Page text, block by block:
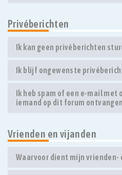
Privéberichten
Ik kan geen privéberichten
Ik blijf ongewenste
Ik heb spam of een e-mail met
iemand op dit forum
Vrienden en vijanden
Waarvoor dient mijn